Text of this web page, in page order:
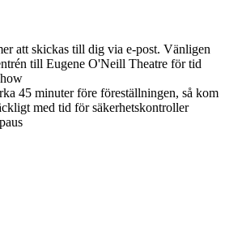
att skickas till dig via e-post. Vänligen
till Eugene O'Neill Theatre för tid
45 minuter före föreställningen, så kom
med tid för säkerhetskontroller